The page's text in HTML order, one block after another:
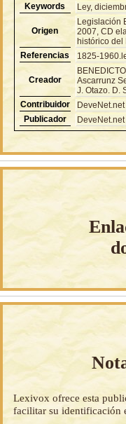
Keywords
Ley,
Origen
Legislación
2007, CD
histórico del
Referencias
1825-
Creador
Ascarrunz
J. Otazo. D.
Contribuidor
DeveNet.net
Publicador
DeveNet.net
Lexivox ofrece esta
facilitar su identificación